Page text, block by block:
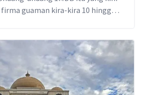
guaman kira-kira 10 hingga